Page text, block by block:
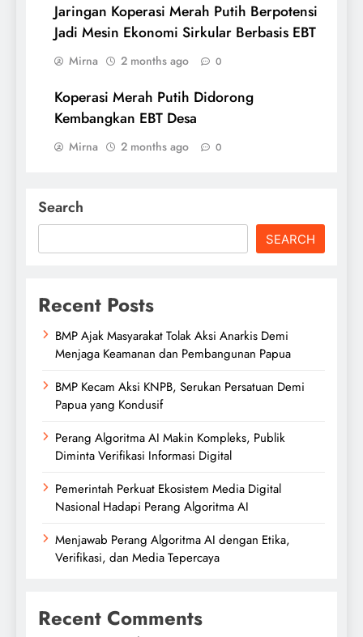
Jaringan Koperasi Merah Putih Berpotensi
Jadi Mesin Ekonomi Sirkular Berbasis EBT
Mirna 2 months ago 0
Koperasi Merah Putih Didorong
Kembangkan EBT Desa
Mirna 2 months ago 0
Search
SEARCH
Recent Posts
BMP Ajak Masyarakat Tolak Aksi Anarkis Demi
Menjaga Keamanan dan Pembangunan Papua
BMP Kecam Aksi KNPB, Serukan Persatuan Demi
Papua yang Kondusif
Perang Algoritma AI Makin Kompleks, Publik
Diminta Verifikasi Informasi Digital
Pemerintah Perkuat Ekosistem Media Digital
Nasional Hadapi Perang Algoritma AI
Menjawab Perang Algoritma AI dengan Etika,
Verifikasi, dan Media Tepercaya
Recent Comments